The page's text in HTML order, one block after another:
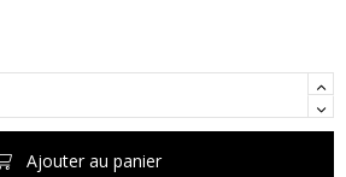
Ajouter au panier